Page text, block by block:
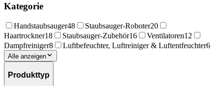
Kategorie
Handstaubsauger48 Staubsauger-Roboter20
Haartrockner18 Staubsauger-Zubehör16 Ventilatoren12
Dampfreiniger8 Luftbefeuchter, Luftreiniger & Luftentfeuchter6
Alle anzeigen
Produkttyp